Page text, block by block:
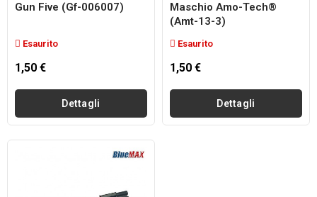
Gun Five (gf-006007)
Esaurito
1,50 €
Dettagli
Maschio Amo-Tech®
(amt-13-3)
Esaurito
1,50 €
Dettagli